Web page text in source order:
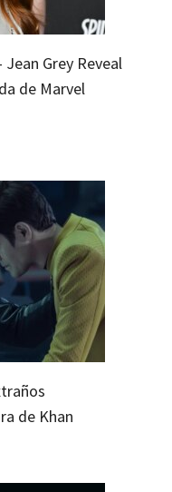
Grey Reveal
de Marvel
de Khan